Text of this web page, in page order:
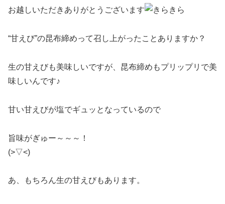
お越しいただきありがとうございます
“甘えび”の昆布締めって召し上がったことありますか？
生の甘えびも美味しいですが、昆布締めもプリップリで美
味しいんです♪
甘い甘えびが塩でギュッとなっているので
旨味がぎゅー～～～！
(>▽<)
あ、もちろん生の甘えびもあります。